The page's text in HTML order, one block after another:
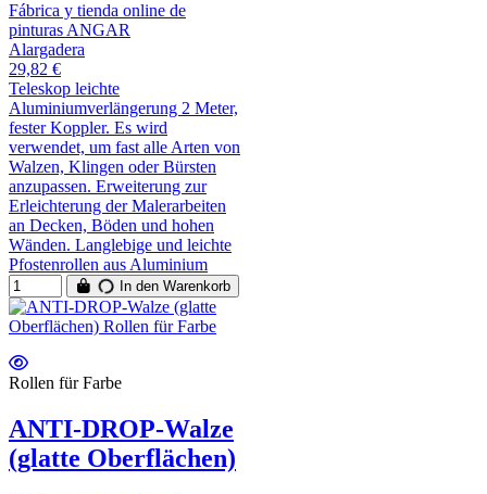
Fábrica y tienda online de
pinturas ANGAR
Alargadera
29,82 €
Teleskop leichte
Aluminiumverlängerung 2 Meter,
fester Koppler. Es wird
verwendet, um fast alle Arten von
Walzen, Klingen oder Bürsten
anzupassen. Erweiterung zur
Erleichterung der Malerarbeiten
an Decken, Böden und hohen
Wänden. Langlebige und leichte
Pfostenrollen aus Aluminium
In den Warenkorb
Rollen für Farbe
ANTI-DROP-Walze
(glatte Oberflächen)